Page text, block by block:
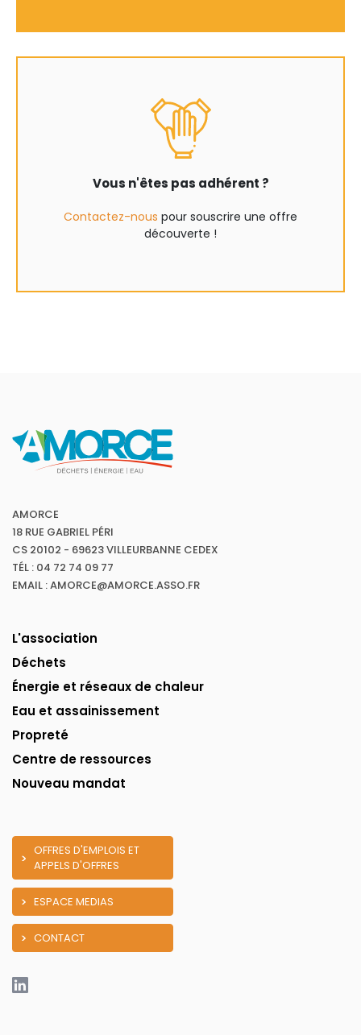
Vous n'êtes pas adhérent ?
Contactez-nous pour souscrire une offre
découverte !
AMORCE
18 RUE GABRIEL PÉRI
CS 20102 - 69623 VILLEURBANNE CEDEX
TÉL : 04 72 74 09 77
EMAIL : AMORCE@AMORCE.ASSO.FR
L'association
Déchets
Énergie et réseaux de chaleur
Eau et assainissement
Propreté
Centre de ressources
Nouveau mandat
OFFRES D'EMPLOIS ET
APPELS D'OFFRES
ESPACE MEDIAS
CONTACT